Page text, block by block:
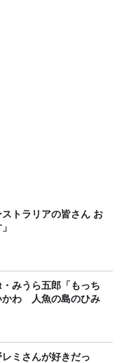
トラリアの皆さん お
みうら五郎「もっち
かわ 人魚の島のひみ
ミさんが好きだっ